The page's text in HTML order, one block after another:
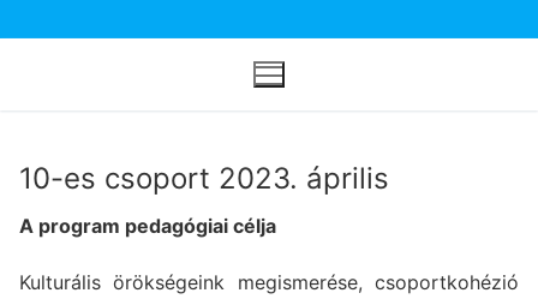
a
10-es csoport 2023. április
A program pedagógiai célja
Kulturális örökségeink megismerése, csoportkohézió